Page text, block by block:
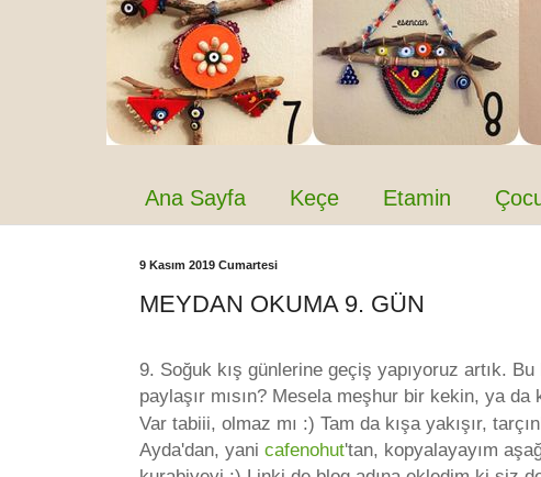
Ana Sayfa Keçe Etamin
9 Kasım 2019 Cumartesi
MEYDAN OKUMA 9. GÜN
9. Soğuk kış günlerine geçiş yapıyoruz artık.
paylaşır mısın? Mesela meşhur bir kekin, ya da
Var tabiii, olmaz mı :) Tam da kışa yakışır,
Ayda'dan, yani cafenohut'tan, kopyalayayım